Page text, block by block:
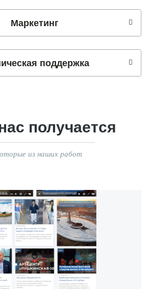
Маркетинг
поддержка
получается
из наших работ